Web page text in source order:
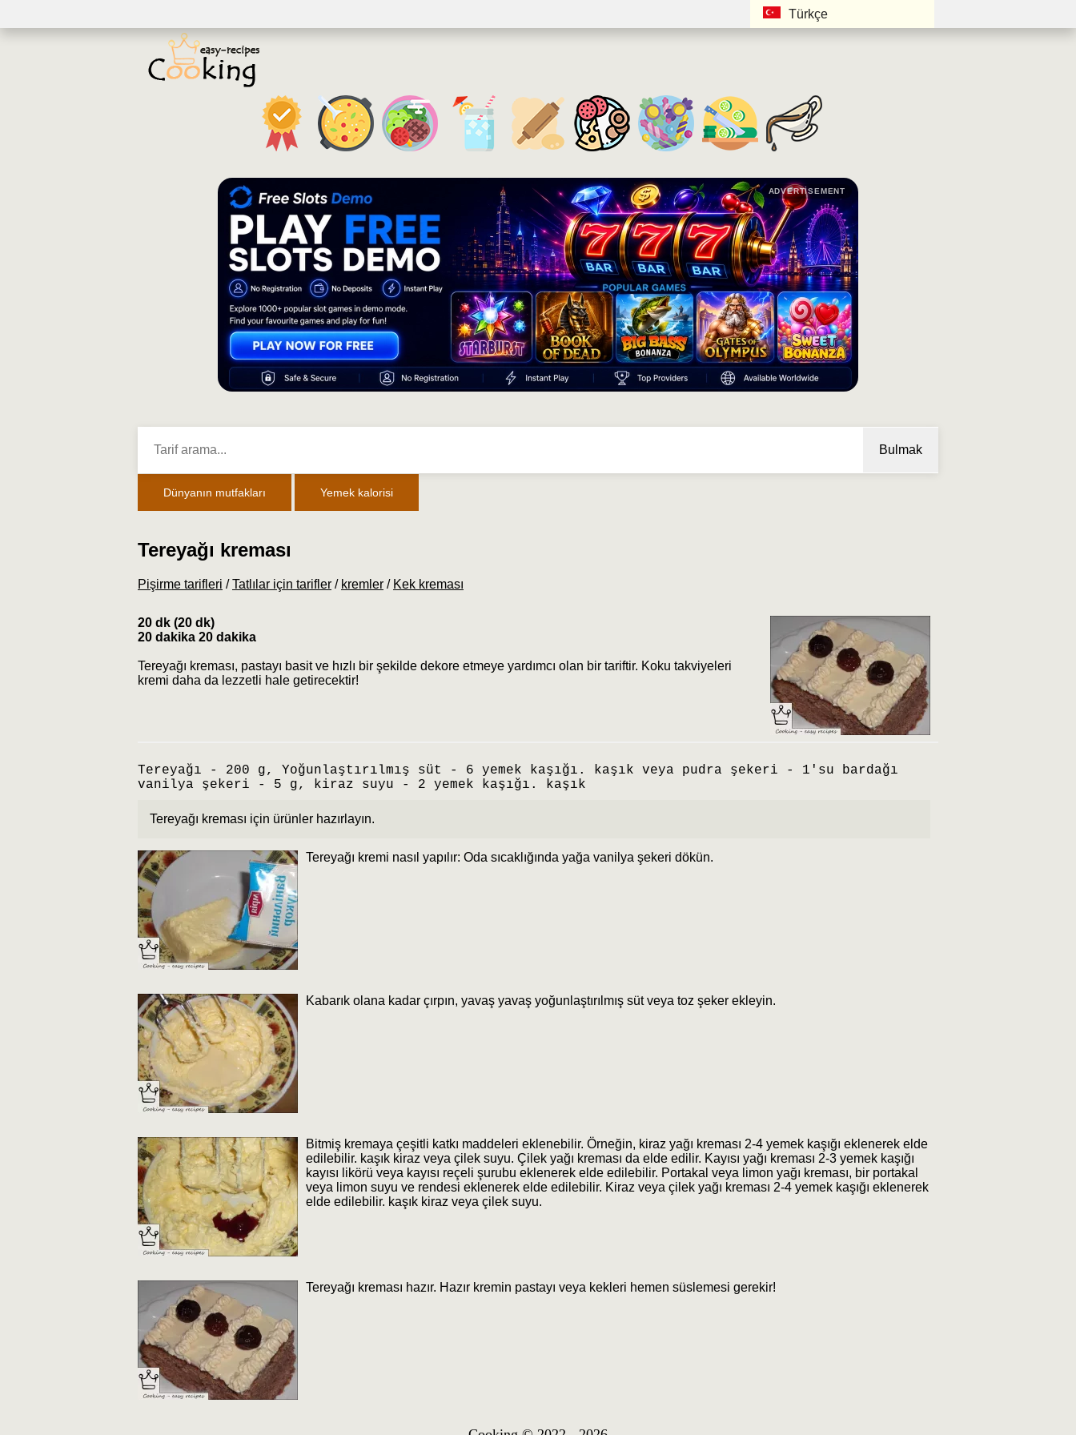
Türkçe
ADVERTISEMENT
Bulmak
Dünyanın mutfakları Yemek kalorisi
Tereyağı kreması
Pişirme tarifleri /Tatlılar için tarifler / kremler / Kek kreması
20 dk (20 dk)
20 dakika 20 dakika
Tereyağı kreması, pastayı basit ve hızlı bir şekilde dekore etmeye yardımcı olan bir tariftir. Koku takviyeleri
kremi daha da lezzetli hale getirecektir!
Tereyağı - 200 g, Yoğunlaştırılmış süt - 6 yemek kaşığı. kaşık veya pudra şekeri - 1'su bardağı
vanilya şekeri - 5 g, kiraz suyu - 2 yemek kaşığı. kaşık
Tereyağı kreması için ürünler hazırlayın.
Tereyağı kremi nasıl yapılır: Oda sıcaklığında yağa vanilya şekeri dökün.
Kabarık olana kadar çırpın, yavaş yavaş yoğunlaştırılmış süt veya toz şeker ekleyin.
Bitmiş kremaya çeşitli katkı maddeleri eklenebilir. Örneğin, kiraz yağı kreması 2-4 yemek kaşığı eklenerek elde
edilebilir. kaşık kiraz veya çilek suyu. Çilek yağı kreması da elde edilir. Kayısı yağı kreması 2-3 yemek kaşığı
kayısı likörü veya kayısı reçeli şurubu eklenerek elde edilebilir. Portakal veya limon yağı kreması, bir portakal
veya limon suyu ve rendesi eklenerek elde edilebilir. Kiraz veya çilek yağı kreması 2-4 yemek kaşığı eklenerek
elde edilebilir. kaşık kiraz veya çilek suyu.
Tereyağı kreması hazır. Hazır kremin pastayı veya kekleri hemen süslemesi gerekir!